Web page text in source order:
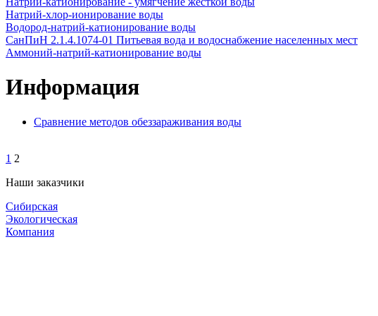
Натрий-хлор-ионирование воды
Водород-натрий-катионирование воды
СанПиН 2.1.4.1074-01 Питьевая вода и водоснабжение населенных мест
Аммоний-натрий-катионирование воды
Информация
Сравнение методов обеззараживания воды
1 2
Наши заказчики
Сибирская
Экологическая
Компания